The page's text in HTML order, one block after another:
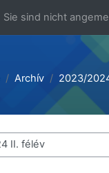
Sie sind nicht
Archív 2023/